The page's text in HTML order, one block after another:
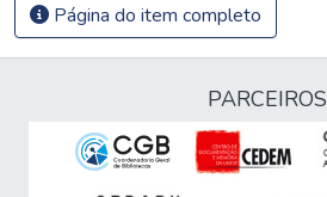
Página do item completo
PARCEIROS